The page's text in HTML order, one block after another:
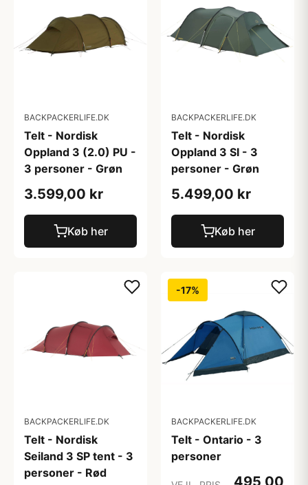
BACKPACKERLIFE.DK
Telt - Nordisk
Oppland 3 (2.0) PU -
3 personer - Grøn
3.599,00 kr
Køb her
BACKPACKERLIFE.DK
Telt - Nordisk
Oppland 3 SI - 3
personer - Grøn
5.499,00 kr
Køb her
BACKPACKERLIFE.DK
Telt - Nordisk
Seiland 3 SP tent - 3
personer - Rød
-17%
BACKPACKERLIFE.DK
Telt - Ontario - 3
personer
495,00